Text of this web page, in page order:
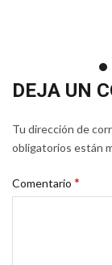
DEJA UN
Tu dirección de
obligatorios están
Comentario *